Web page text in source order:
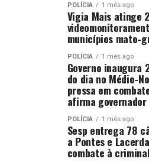
Também há previsão de chuva
Ceará devido à influência da
Intertropical (ZCIT). Os
20 e 30 milímetros nos próximos
No interior nordestino, o
seco. O oeste da Bahia, centro-
centro-sul do Piauí exigem
combinação de calor, baixa
abaixo dos 30% — e
35°C, elevando o risco para
POLÍCIA 1 mês ago
Vigia Mais atinge
municípios mato-
POLÍCIA 1 mês ago
Governo inaugura
do dia no Médio-
pressa em
afirma governador
POLÍCIA 1 mês ago
Sesp entrega 78
a Pontes e
combate à